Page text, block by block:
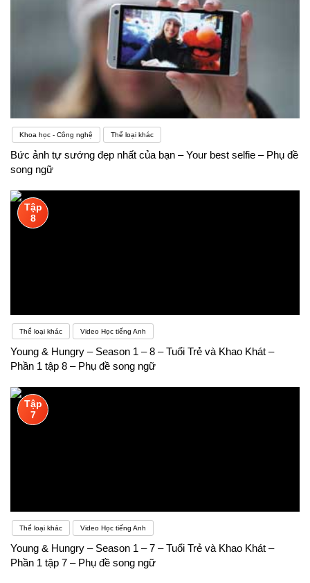
Khoa học - Công nghệ Thể loại khác
Bức ảnh tự sướng đẹp nhất của bạn – Your best selfie – Phụ đề
song ngữ
Tập
8
Thể loại khác Video Học tiếng Anh
Young & Hungry – Season 1 – 8 – Tuổi Trẻ và Khao Khát –
Phần 1 tập 8 – Phụ đề song ngữ
Tập
7
Thể loại khác Video Học tiếng Anh
Young & Hungry – Season 1 – 7 – Tuổi Trẻ và Khao Khát –
Phần 1 tập 7 – Phụ đề song ngữ